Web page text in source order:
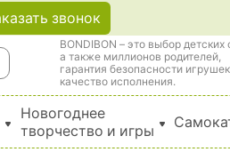
звонок
BONDIBON – это выбор детских
а также миллионов родителей,
гарантия безопасности
качество исполнения.
Новогоднее
творчество и игры